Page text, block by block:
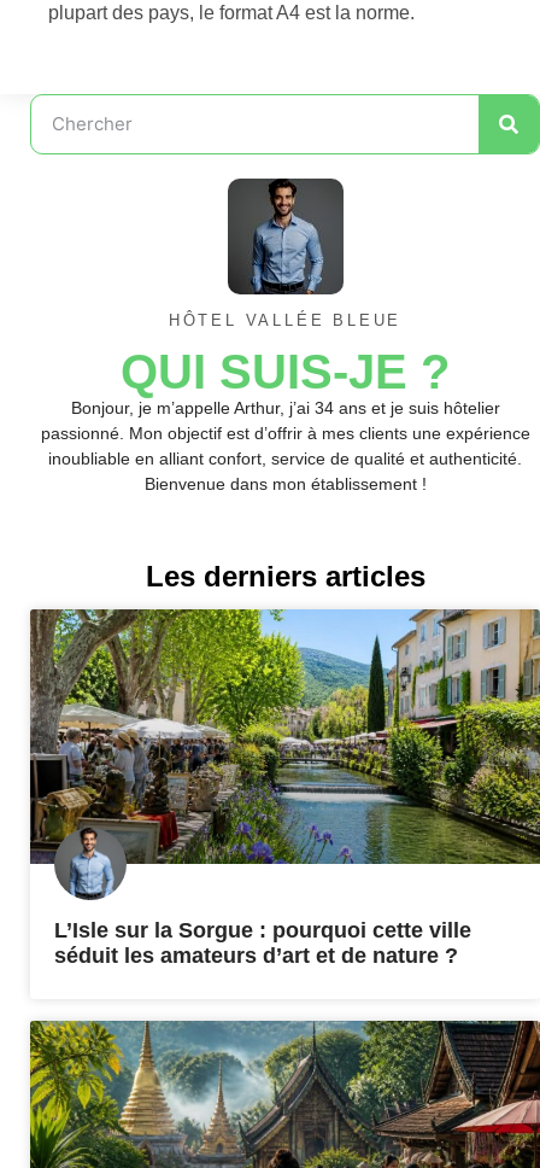
plupart des pays, le format A4 est la norme.
HÔTEL VALLÉE BLEUE
QUI SUIS-JE ?
Bonjour, je m’appelle Arthur, j’ai 34 ans et je suis hôtelier
passionné. Mon objectif est d’offrir à mes clients une expérience
inoubliable en alliant confort, service de qualité et authenticité.
Bienvenue dans mon établissement !
Les derniers articles
L’Isle sur la Sorgue : pourquoi cette ville
séduit les amateurs d’art et de nature ?